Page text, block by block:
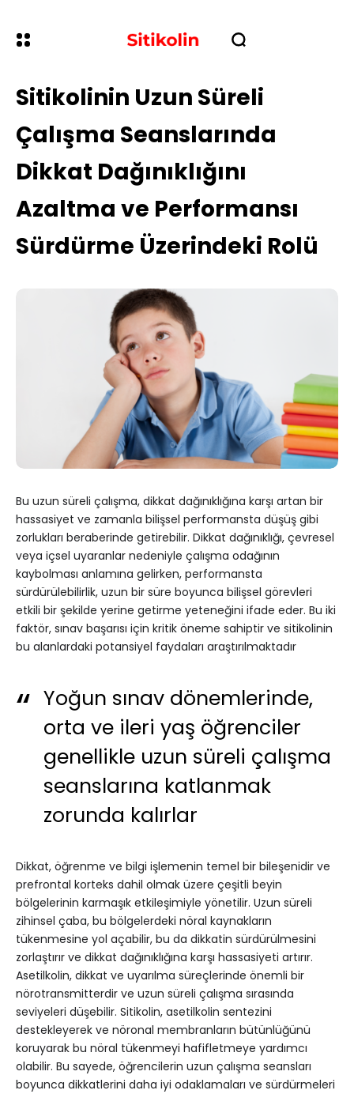
Sitikolinin Uzun Süreli
Çalışma Seanslarında
Dikkat Dağınıklığını
Azaltma ve Performansı
Sürdürme Üzerindeki Rolü
Bu uzun süreli çalışma, dikkat dağınıklığına karşı artan bir
hassasiyet ve zamanla bilişsel performansta düşüş gibi
zorlukları beraberinde getirebilir. Dikkat dağınıklığı, çevresel
veya içsel uyaranlar nedeniyle çalışma odağının
kaybolması anlamına gelirken, performansta
sürdürülebilirlik, uzun bir süre boyunca bilişsel görevleri
etkili bir şekilde yerine getirme yeteneğini ifade eder. Bu iki
faktör, sınav başarısı için kritik öneme sahiptir ve sitikolinin
bu alanlardaki potansiyel faydaları araştırılmaktadır
Yoğun sınav dönemlerinde,
orta ve ileri yaş öğrenciler
genellikle uzun süreli çalışma
seanslarına katlanmak
zorunda kalırlar
Dikkat, öğrenme ve bilgi işlemenin temel bir bileşenidir ve
prefrontal korteks dahil olmak üzere çeşitli beyin
bölgelerinin karmaşık etkileşimiyle yönetilir. Uzun süreli
zihinsel çaba, bu bölgelerdeki nöral kaynakların
tükenmesine yol açabilir, bu da dikkatin sürdürülmesini
zorlaştırır ve dikkat dağınıklığına karşı hassasiyeti artırır.
Asetilkolin, dikkat ve uyarılma süreçlerinde önemli bir
nörotransmitterdir ve uzun süreli çalışma sırasında
seviyeleri düşebilir. Sitikolin, asetilkolin sentezini
destekleyerek ve nöronal membranların bütünlüğünü
koruyarak bu nöral tükenmeyi hafifletmeye yardımcı
olabilir. Bu sayede, öğrencilerin uzun çalışma seansları
boyunca dikkatlerini daha iyi odaklamaları ve sürdürmeleri